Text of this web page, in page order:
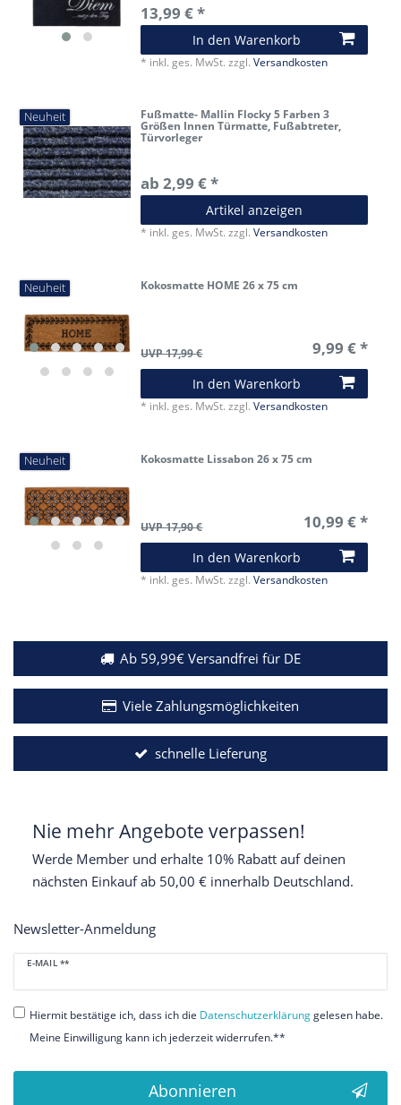
13,99 € *
In den Warenkorb
* inkl. ges. MwSt. zzgl.Versandkosten
Neuheit Fußmatte- Mallin Flocky 5 Farben 3
Größen Innen Türmatte, Fußabtreter,
Türvorleger
ab 2,99 € *
Artikel anzeigen
* inkl. ges. MwSt. zzgl.Versandkosten
Neuheit Kokosmatte HOME 26 x 75 cm
UVP 17,99 € 9,99 € *
In den Warenkorb
* inkl. ges. MwSt. zzgl.Versandkosten
Neuheit Kokosmatte Lissabon 26 x 75 cm
UVP 17,90 € 10,99 € *
In den Warenkorb
* inkl. ges. MwSt. zzgl.Versandkosten
Ab 59,99€ Versandfrei für DE
Viele Zahlungsmöglichkeiten
schnelle Lieferung
Nie mehr Angebote verpassen!
Werde Member und erhalte 10% Rabatt auf deinen
nächsten Einkauf ab 50,00 € innerhalb Deutschland.
Newsletter-Anmeldung
E-MAIL **
Newsletter
Honig
Hiermit bestätige ich, dass ich die Daten­schutz­erklärunggelesen habe.
Meine Einwilligung kann ich jederzeit widerrufen.**
Abonnieren